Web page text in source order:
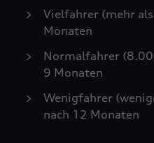
Vielfahrer (mehr
Monaten
Normalfahrer
9 Monaten
Wenigfahrer
nach 12 Monaten